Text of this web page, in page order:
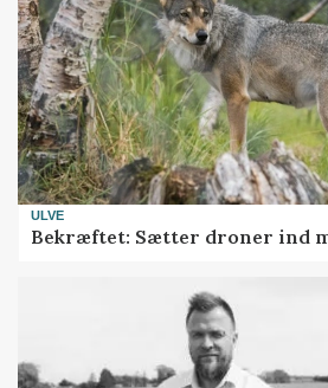
ULVE
Bekræftet: Sætter droner ind